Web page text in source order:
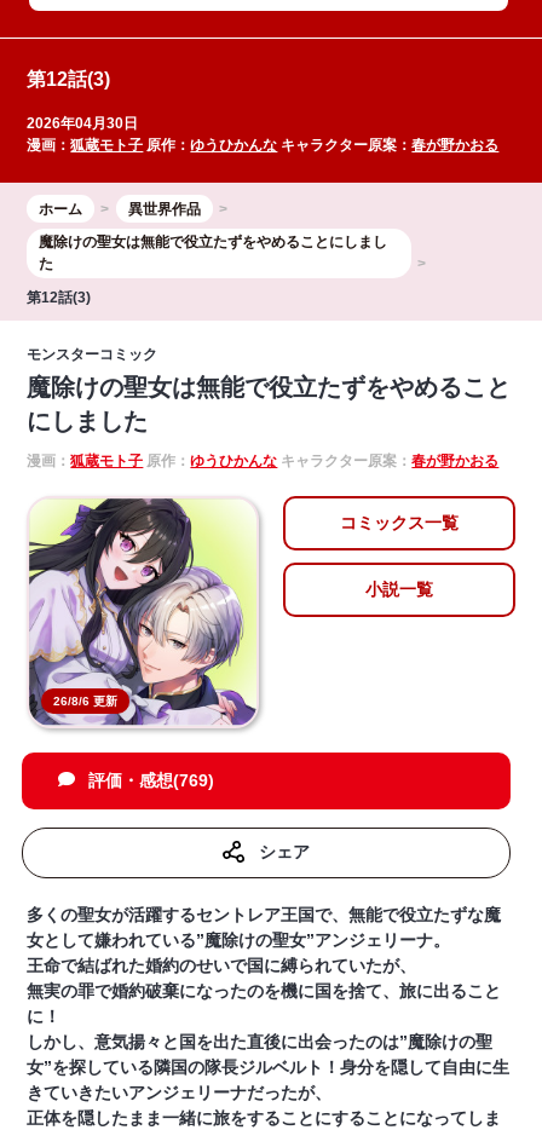
第12話(3)
2026年04月30日
漫画：狐蔵モト子 原作：ゆうひかんな キャラクター原案：春が野かおる
ホーム
異世界作品
魔除けの聖女は無能で役立たずをやめることにしまし
た
第12話(3)
モンスターコミック
魔除けの聖女は無能で役立たずをやめること
にしました
漫画：狐蔵モト子 原作：ゆうひかんな キャラクター原案：春が野かおる
26/8/6 更新
コミックス一覧
小説一覧
評価・感想(769)
シェア
多くの聖女が活躍するセントレア王国で、無能で役立たずな魔
女として嫌われている”魔除けの聖女”アンジェリーナ。
王命で結ばれた婚約のせいで国に縛られていたが、
無実の罪で婚約破棄になったのを機に国を捨て、旅に出ること
に！
しかし、意気揚々と国を出た直後に出会ったのは”魔除けの聖
女”を探している隣国の隊長ジルベルト！身分を隠して自由に生
きていきたいアンジェリーナだったが、
正体を隠したまま一緒に旅をすることにすることになってしま